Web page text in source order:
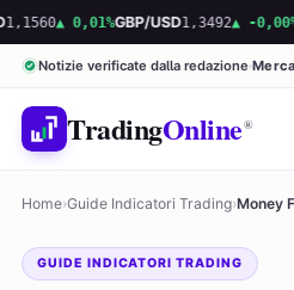
▲ 0,01%GBP/USD1,3492▲ -0,00% Bitcoin
Notizie verificate dalla redazione
TradingOnline®
Home›Guide Indicatori Trading›
GUIDE INDICATORI TRADING